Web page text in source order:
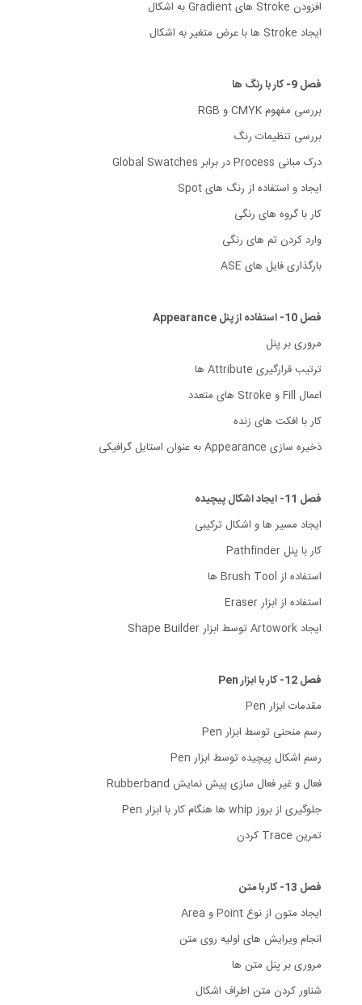
افزودن Stroke های Gradient به اشکال
ایجاد Stroke ها با عرض متغیر به اشکال
فصل 9- کار با رنگ ها
بررسی مفهوم CMYK و RGB
بررسی تنظیمات رنگ
درک مبانی Process در برابر Global Swatches
ایجاد و استفاده از رنگ های Spot
کار با گروه های رنگی
وارد کردن تم های رنگی
بارگذاری فایل های ASE
فصل 10- استفاده از پنل Appearance
مروری بر پنل
ترتیب قرارگیری Attribute ها
اعمال Fill و Stroke های متعدد
کار با افکت های زنده
ذخیره سازی Appearance به عنوان استایل گرافیکی
فصل 11- ایجاد اشکال پیچیده
ایجاد مسیر ها و اشکال ترکیبی
کار با پنل Pathfinder
استفاده از Brush Tool ها
استفاده از ابزار Eraser
ایجاد Artowork توسط ابزار Shape Builder
فصل 12- کار با ابزار Pen
مقدمات ابزار Pen
رسم منحنی توسط ابزار Pen
رسم اشکال پیچیده توسط ابزار Pen
فعال و غیر فعال سازی پیش نمایش Rubberband
جلوگیری از بروز whip ها هنگام کار با ابزار Pen
تمرین Trace کردن
فصل 13- کار با متن
ایجاد متون از نوع Point و Area
انجام ویرایش های اولیه روی متن
مروری بر پنل متن ها
شناور کردن متن اطراف اشکال